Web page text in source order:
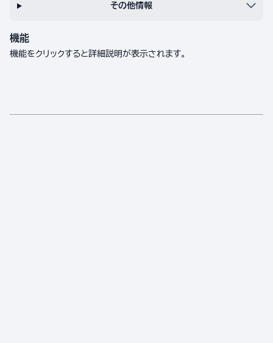
その他情報
機能
機能をクリックすると詳細説明が表示されます。